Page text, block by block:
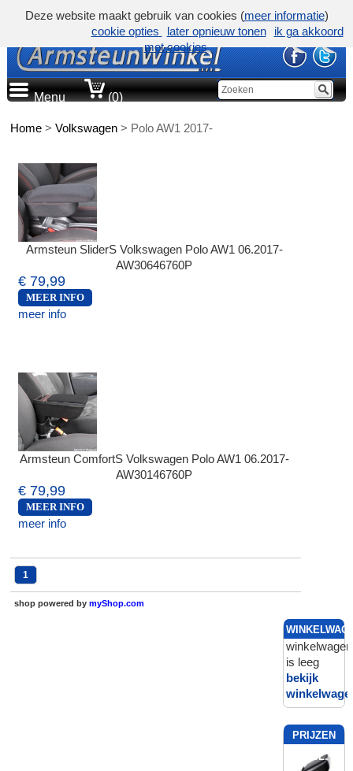
Menu (0)
Home> Volkswagen> Polo AW1 2017-
Armsteun SliderS Volkswagen Polo AW1 06.2017-
AW30646760P
€ 79,99
MEER INFO
meer info
Armsteun ComfortS Volkswagen Polo AW1 06.2017-
AW30146760P
€ 79,99
MEER INFO
meer info
1
shop powered bymyShop.com
winkelwagen
is leeg
bekijk
PRIJZEN
INCL.
Deze website maakt gebruik van cookies (meer informatie)
cookie opties
later opnieuw tonen
ik ga akkoord
met cookies